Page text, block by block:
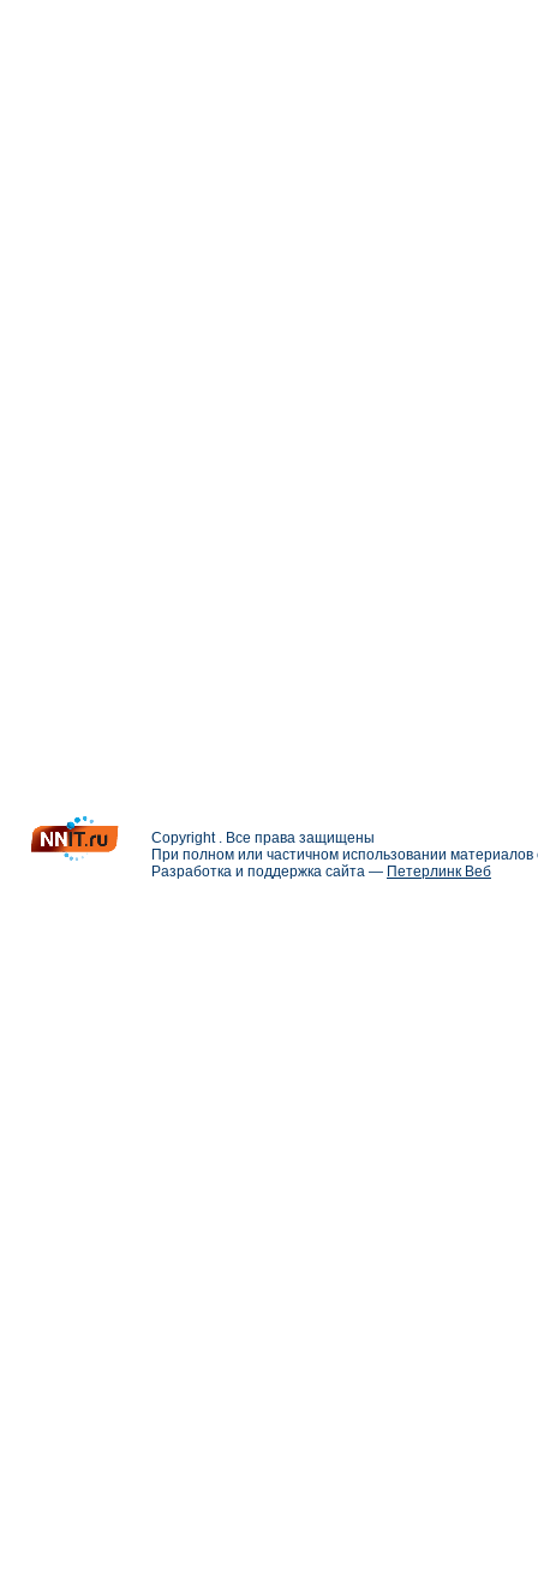
Copyright . Все права защищены
При полном или частичном использовании
Разработка и поддержка сайта — Петерлинк Веб